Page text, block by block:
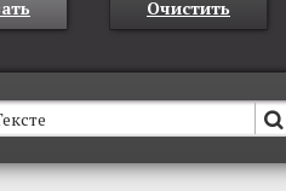
Очистить